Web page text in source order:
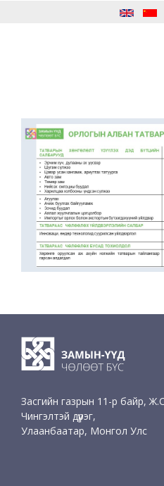
Засгийн газрын 11-р байр,
Чингэлтэй дүүрэг,
Улаанбаатар, Монгол Улс